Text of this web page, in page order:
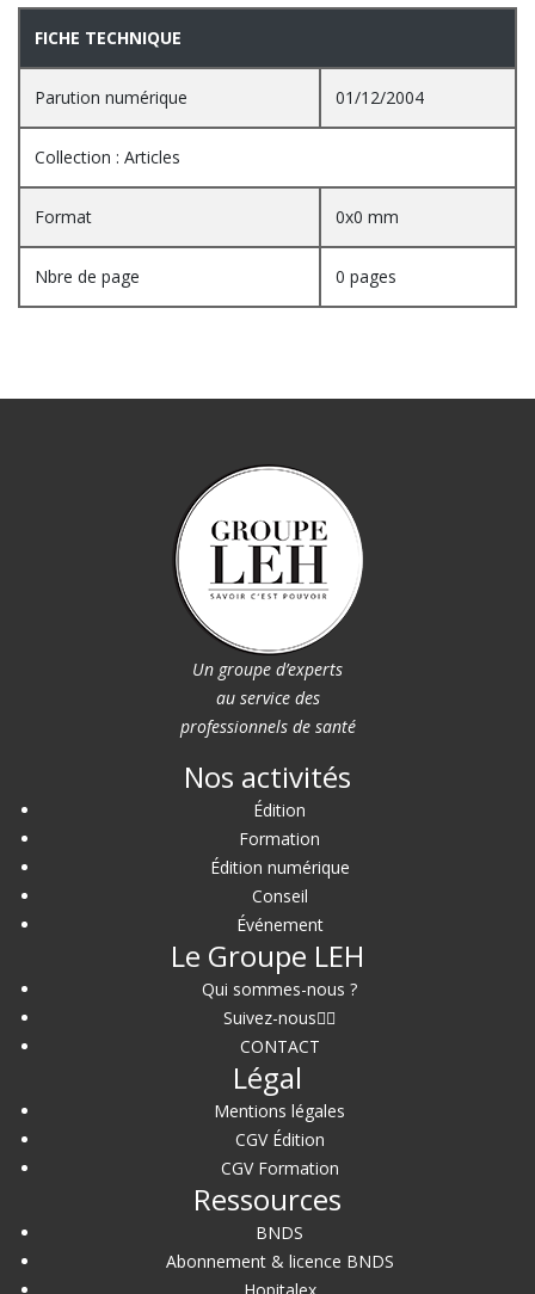
FICHE TECHNIQUE
Parution numérique 01/12/2004
Collection : Articles
Format 0x0 mm
Nbre de page 0 pages
Un groupe d’experts
au service des
professionnels de santé
Nos activités
Édition
Formation
Édition numérique
Conseil
Événement
Le Groupe LEH
Qui sommes-nous ?
Suivez-nous
CONTACT
Légal
Mentions légales
CGV Édition
CGV Formation
Ressources
BNDS
Abonnement & licence BNDS